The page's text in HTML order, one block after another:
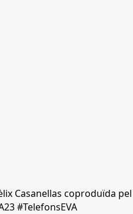
Casanellas coproduïda pel
#TelefonsEVA